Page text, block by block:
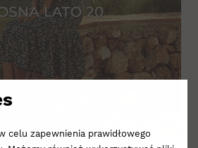
celu zapewnienia prawidłowego